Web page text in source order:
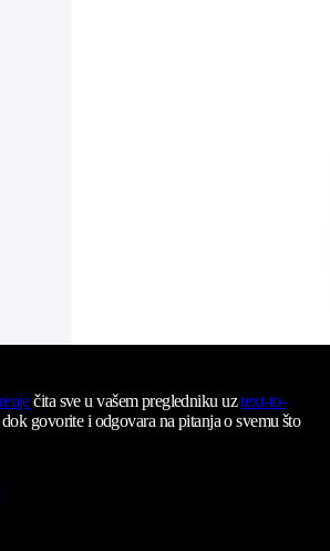
čita sve u vašem pregledniku uztext-to-
dok govorite i odgovara na pitanja o svemu što